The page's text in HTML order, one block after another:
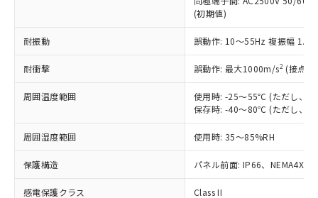
(初期値)
耐振動 誤動作: 10～55Hz 複振幅
耐衝撃 誤動作: 最大1000m/s2 (接点
周囲温度範囲
使用時: -25～55℃ (ただし、氷
保存時: -40～80℃ (ただし、氷
周囲湿度範囲 使用時: 35～85%RH
保護構造 パネル前面: IP66、NEMA4X,
感電保護クラス Class II
在庫状況および標準価格照会結果は、
記載している更新日時点での社内デー
タに基づき作成されるものであり、閲
覧された時点での実際の在庫および標
準価格とは異なる場合があることをご
正式な納期状況および標準価格はお客
様のお取引先、またはお客様担当のオ
ムロン制御機器販売店・当社販売員に
オムロン制御機器販売店や当社販売拠
販売ネットワーク
」をご確認
鉛(Pb) 1000ppm以下、 水銀(Hg) 1000ppm以下、 カド
類(PBB) 1000ppm以下、ポリ臭化ジフェニルエーテル類
(PBDE) 1000ppm以下、フタル酸ビス(2-エチルヘキシ
ル) (DEHP)(別名：DOP) 1000ppm以下、フタル酸ブチ
ルベンジル（BBP） 1000ppm以下、フタル酸ジブチル
（DBP） 1000ppm以下、フタル酸ジイソブチル
但し、RoHS指令で産業用監視および制御機器に対する
図的な使用がないことを確認しています。
*中国RoHS10物質の基準値 (GB/T26572)：
Pb(鉛) :1000ppm、 Hg(水銀) : 1000ppm、 Cd(カドミウ
Cr(Ⅵ)(六価クロム) : 1000ppm、 PBBs(ポリ臭化ビフェ
ニル類) : 1000ppm、 PBDEs(ポリ臭化ジフェニルエーテ
ル類) : 1000ppm、
DBP(フタル酸ジブチル) : 1000ppm、 DIBP(フタル酸ジ
イソブチル) : 1000ppm、 BBP(フタル酸ブチルベンジ
DEHP(フタル酸ビス(2-エチルヘキシル)) : 1000ppm
（以下｢規制貨物等」という）を輸出
または国外への提供する場合は、日本
国政府の輸出許可(または役務取引許
可)を取得するなどの必要な手続きを
当社は規制貨物を破棄する場合は、完
全に破砕するなど、違法に輸出されな
いよう必要な手段を講じます。
当社は貴社製品を、核兵器、ミサイ
ル、化学兵器、生物兵器またはその他
武器並びにこれらの製造装置等に一切
一定数以上の在庫あり
一定数には満たないが在庫あり
在庫なし(最新の在庫状況につ
いては、お客様のお取引先、ま
たはお客様担当のオムロン制御